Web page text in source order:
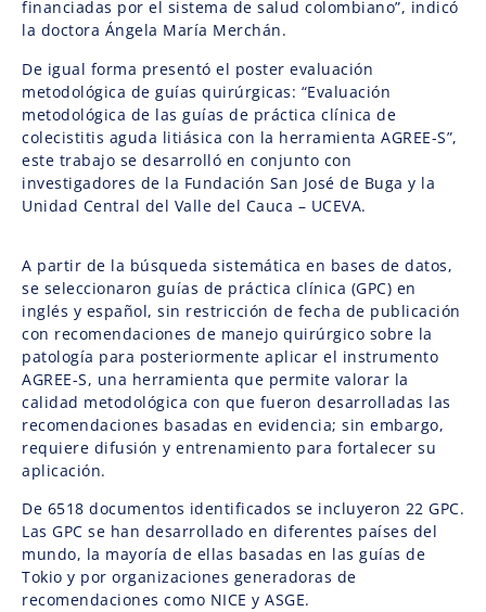
financiadas por el sistema de salud colombiano”, indicó
la doctora Ángela María Merchán.
De igual forma presentó el poster evaluación
metodológica de guías quirúrgicas: “Evaluación
metodológica de las guías de práctica clínica de
colecistitis aguda litiásica con la herramienta AGREE-S”,
este trabajo se desarrolló en conjunto con
investigadores de la Fundación San José de Buga y la
Unidad Central del Valle del Cauca – UCEVA.
A partir de la búsqueda sistemática en bases de datos,
se seleccionaron guías de práctica clínica (GPC) en
inglés y español, sin restricción de fecha de publicación
con recomendaciones de manejo quirúrgico sobre la
patología para posteriormente aplicar el instrumento
AGREE-S, una herramienta que permite valorar la
calidad metodológica con que fueron desarrolladas las
recomendaciones basadas en evidencia; sin embargo,
requiere difusión y entrenamiento para fortalecer su
aplicación.
De 6518 documentos identificados se incluyeron 22 GPC.
Las GPC se han desarrollado en diferentes países del
mundo, la mayoría de ellas basadas en las guías de
Tokio y por organizaciones generadoras de
recomendaciones como NICE y ASGE.